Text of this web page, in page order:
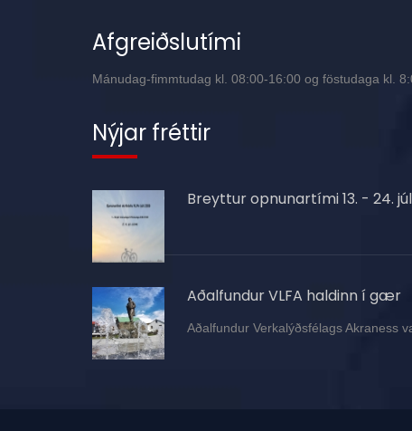
Afgreiðslutími
Mánudag-fimmtudag kl. 08:00-16:00 og föstudaga kl.
Nýjar fréttir
Breyttur opnunartími 13. - 24.
Aðalfundur VLFA haldinn í gær
Aðalfundur Verkalýðsfélags Akraness